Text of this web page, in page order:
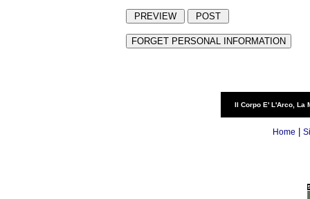
Il Corpo E' L'Arco, La
Home